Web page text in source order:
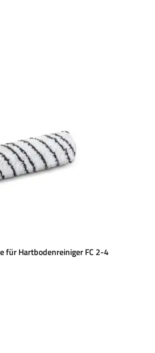
für Hartbodenreiniger FC 2-4